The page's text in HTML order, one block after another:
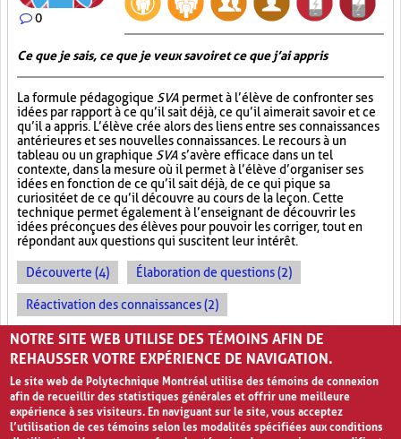
0
Ce que je sais, ce que je veux savoir et ce que j’ai appris
La formule pédagogique SVA permet à l’élève de confronter ses
idées par rapport à ce qu’il sait déjà, ce qu’il aimerait savoir et ce
qu’il a appris. L’élève crée alors des liens entre ses connaissances
antérieures et ses nouvelles connaissances. Le recours à un
tableau ou un graphique SVA s’avère efficace dans un tel
contexte, dans la mesure où il permet à l’élève d’organiser ses
idées en fonction de ce qu’il sait déjà, de ce qui pique sa
curiosité et de ce qu’il découvre au cours de la leçon. Cette
technique permet également à l’enseignant de découvrir les
idées préconçues des élèves pour pouvoir les corriger, tout en
répondant aux questions qui suscitent leur intérêt.
Découverte (4) Élaboration de questions (2)
Réactivation des connaissances (2)
Évolution des apprentissages (2)
NOTRE SITE WEB UTILISE DES TÉMOINS AFIN DE
REHAUSSER VOTRE EXPÉRIENCE DE NAVIGATION.
Le site web de Polytechnique Montréal utilise des témoins de connexion
afin de recueillir des statistiques générales et offrir une meilleure
expérience à ses visiteurs. En naviguant sur le site, vous acceptez
l’utilisation de ces témoins selon les modalités spécifiées aux conditions